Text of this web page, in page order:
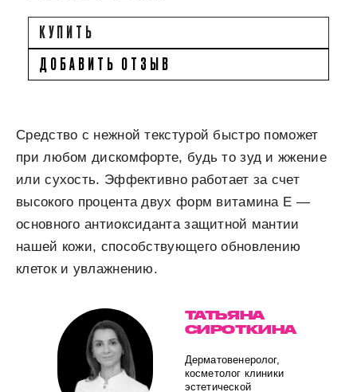
КУПИТЬ
ДОБАВИТЬ ОТЗЫВ
Средство с нежной текстурой быстро поможет
при любом дискомфорте, будь то зуд и жжение
или сухость. Эффективно работает за счет
высокого процента двух форм витамина Е —
основного антиоксиданта защитной мантии
нашей кожи, способствующего обновлению
клеток и увлажнению.
ТАТЬЯНА
СИРОТКИНА
Дерматовенеролог,
косметолог клиники
эстетической